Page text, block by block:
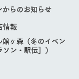
からのお知らせ
情報
館ヶ森（冬のイベン
ソン・駅伝］）